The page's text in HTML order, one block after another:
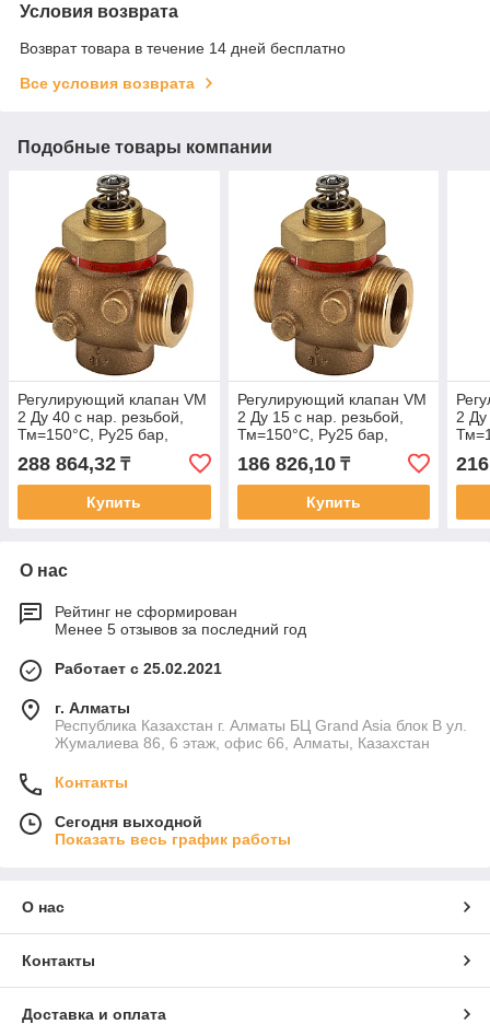
Условия возврата
Возврат товара в течение 14 дней бесплатно
Все условия возврата
Подобные товары компании
Регулирующий клапан VM
2 Ду 40 с нар. резьбой,
Тм=150°С, Ру25 бар,
288 864,32 ₸
Купить
Регулирующий клапан VM
2 Ду 15 с нар. резьбой,
Тм=150°С, Ру25 бар,
186 826,10₸
Купить
2
О нас
Рейтинг не сформирован
Менее 5 отзывов за последний год
Работает с 25.02.2021
г. Алматы
Республика Казахстан г. Алматы БЦ Grand Asia блок B ул.
Жумалиева 86, 6 этаж, офис 66, Алматы, Казахстан
Контакты
Сегодня выходной
Показать весь график работы
О нас
Контакты
Доставка и оплата